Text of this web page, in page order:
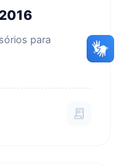
para
receipt_long